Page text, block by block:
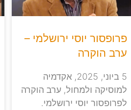
פרופסור יוסי ירושלמי –
ערב הוקרה
5 ביוני, 2025, אקדמיה
למוסיקה ולמחול, ערב הוקרה
לפרופסור יוסי ירושלמי.